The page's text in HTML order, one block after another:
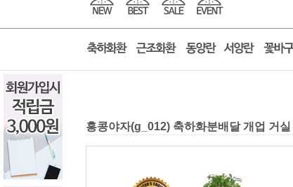
홍콩야자(g_012) 축하화분배달 개업 거